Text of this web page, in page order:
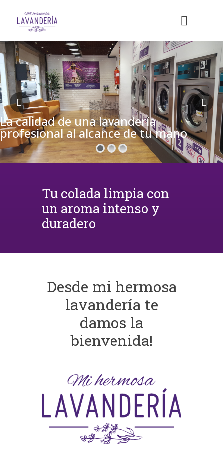
La calidad de una lavandería
profesional al alcance de tu mano
Tu colada limpia con
un aroma intenso y
duradero
Desde mi hermosa
lavandería te
damos la
bienvenida!